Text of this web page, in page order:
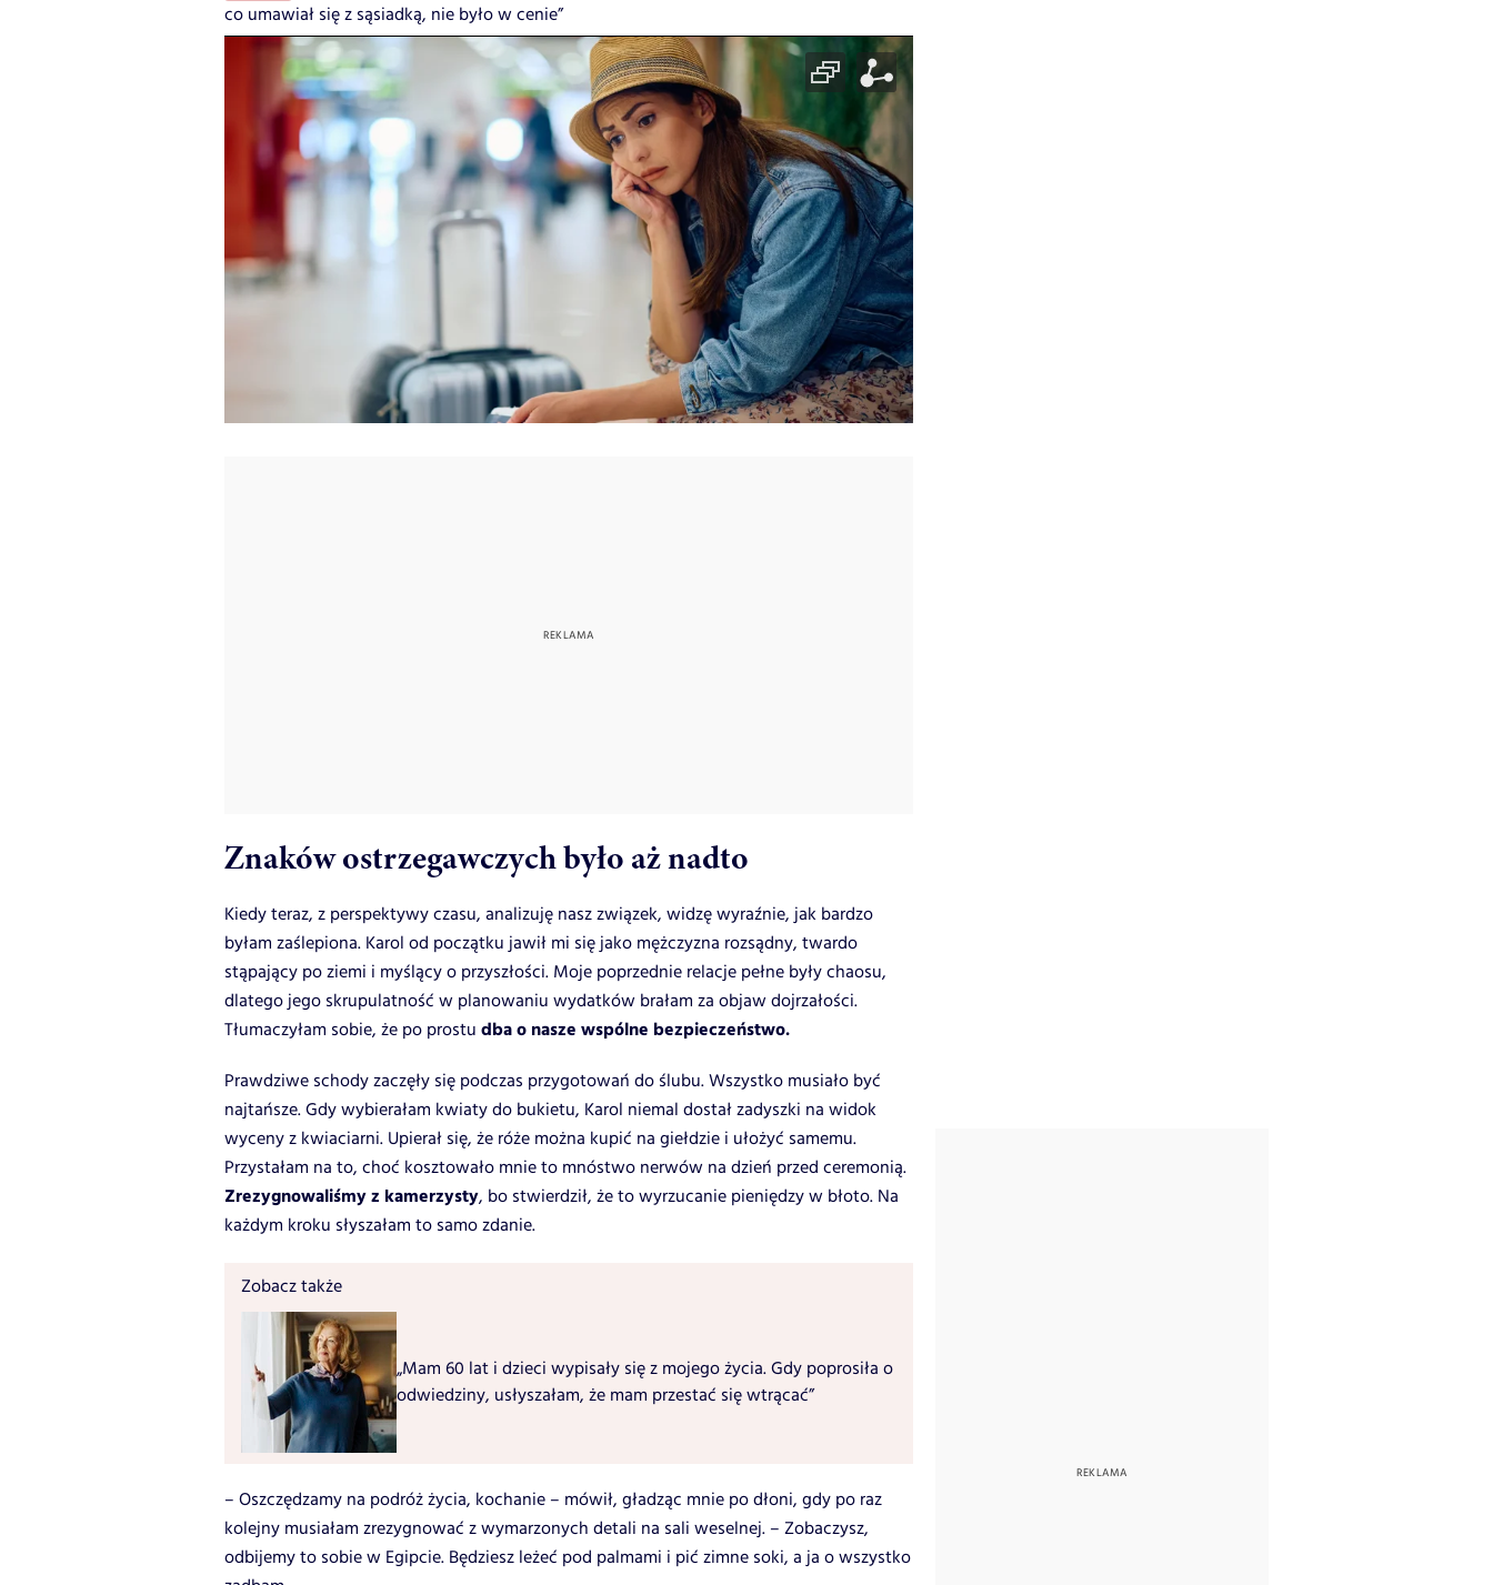
co umawiał się z sąsiadką, nie było w cenie”
Znaków ostrzegawczych było aż nadto
Kiedy teraz, z perspektywy czasu, analizuję nasz związek, widzę wyraźnie, jak bardzo
byłam zaślepiona. Karol od początku jawił mi się jako mężczyzna rozsądny, twardo
stąpający po ziemi i myślący o przyszłości. Moje poprzednie relacje pełne były chaosu,
dlatego jego skrupulatność w planowaniu wydatków brałam za objaw dojrzałości.
Tłumaczyłam sobie, że po prostu dba o nasze wspólne bezpieczeństwo.
Prawdziwe schody zaczęły się podczas przygotowań do ślubu. Wszystko musiało być
najtańsze. Gdy wybierałam kwiaty do bukietu, Karol niemal dostał zadyszki na widok
wyceny z kwiaciarni. Upierał się, że róże można kupić na giełdzie i ułożyć samemu.
Przystałam na to, choć kosztowało mnie to mnóstwo nerwów na dzień przed ceremonią.
Zrezygnowaliśmy z kamerzysty, bo stwierdził, że to wyrzucanie pieniędzy w błoto. Na
każdym kroku słyszałam to samo zdanie.
Zobacz także
„Mam 60 lat i dzieci wypisały się z mojego życia. Gdy poprosiła o
odwiedziny, usłyszałam, że mam przestać się wtrącać”
– Oszczędzamy na podróż życia, kochanie – mówił, gładząc mnie po dłoni, gdy po raz
kolejny musiałam zrezygnować z wymarzonych detali na sali weselnej. – Zobaczysz,
odbijemy to sobie w Egipcie. Będziesz leżeć pod palmami i pić zimne soki, a ja o wszystko